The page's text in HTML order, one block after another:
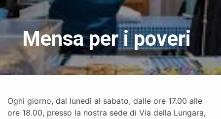
Mensa per i poveri
Ogni giorno, dal lunedì al sabato, dalle ore 17.00 alle
ore 18.00, presso la nostra sede di Via della Lungara,